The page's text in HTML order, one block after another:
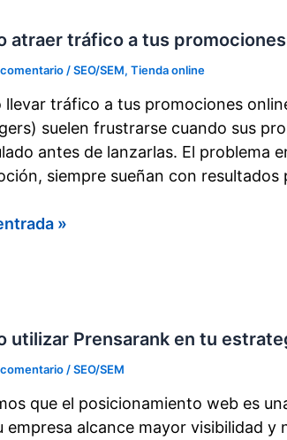
atraer tráfico a tus promociones
comentario /SEO/SEM, Tienda online
llevar tráfico a tus promociones
suelen frustrarse cuando sus
antes de lanzarlas. El problema
siempre sueñan con
»
utilizar Prensarank en tu
comentario /SEO/SEM
que el posicionamiento web es
empresa alcance mayor visibilidad